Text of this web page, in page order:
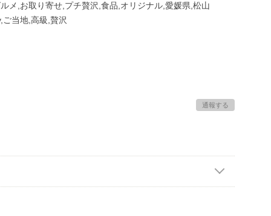
メ,お取り寄せ,プチ贅沢,食品,オリジナル,愛媛県,松山
ご当地,高級,贅沢
通報する